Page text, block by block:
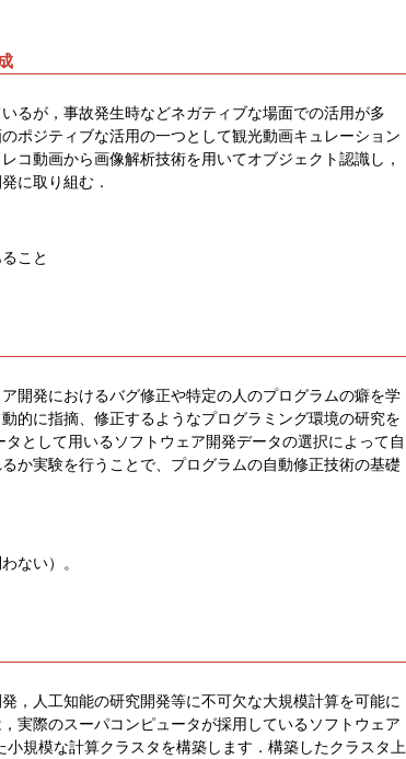
るが，事故発生時などネガティブな場面での活用が多
ポジティブな活用の一つとして観光動画キュレーション
コ動画から画像解析技術を用いてオブジェクト認識し，
に取り組む．
こと
開発におけるバグ修正や特定の人のプログラムの癖を学
的に指摘、修正するようなプログラミング環境の研究を
として用いるソフトウェア開発データの選択によって自
か実験を行うことで、プログラムの自動修正技術の基礎
ない）。
，人工知能の研究開発等に不可欠な大規模計算を可能に
実際のスーパコンピュータが採用しているソフトウェア
規模な計算クラスタを構築します．構築したクラスタ上